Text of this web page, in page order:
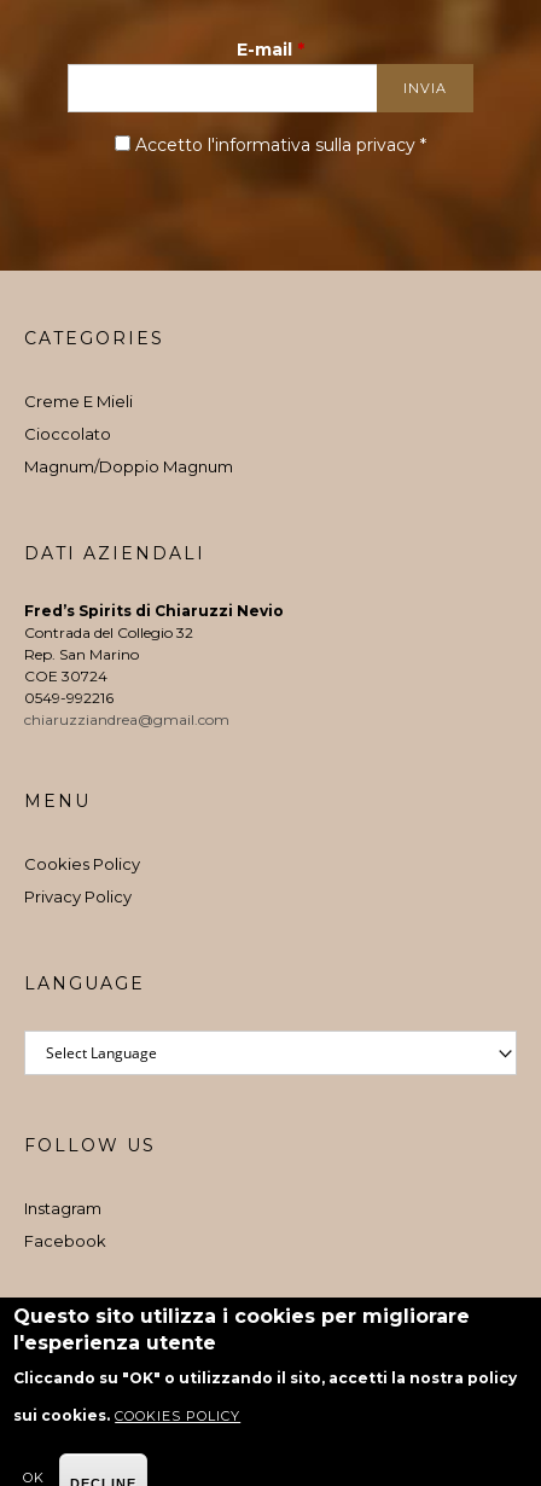
E-mail *
Accetto l'informativa sulla privacy *
DATI AZIENDALI
Fred’s Spirits di Chiaruzzi Nevio
Contrada del Collegio 32
Rep. San Marino
COE 30724
0549-992216
chiaruzziandrea@gmail.com
CATEGORIES
Creme E Mieli
Cioccolato
Magnum/Doppio Magnum
FOLLOW US
Instagram
Facebook
LANGUAGE
MENU
Cookies Policy
Privacy Policy
Iscritto al Registro e-commerce al dettaglio nr. 1073 dal 06/08/2024
powered by Rubiko
Questo sito utilizza i cookies per migliorare
l'esperienza utente
Cliccando su "OK" o utilizzando il sito, accetti la nostra policy
sui cookies. COOKIES POLICY
OK